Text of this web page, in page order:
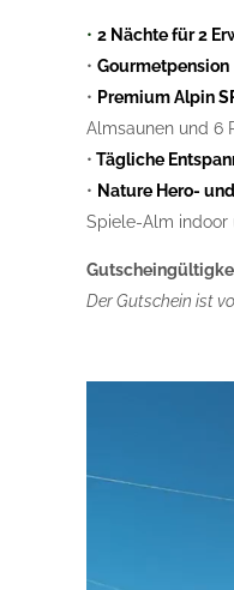
• 2 Nächte für 2
• Gourmetpension
• Premium Alpin
Almsaunen und 6
• Tägliche
• Nature Hero-
Spiele-Alm indoor
Der Gutschein ist